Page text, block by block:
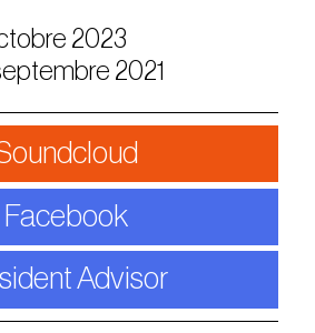
2023
2021
Facebook
Advisor